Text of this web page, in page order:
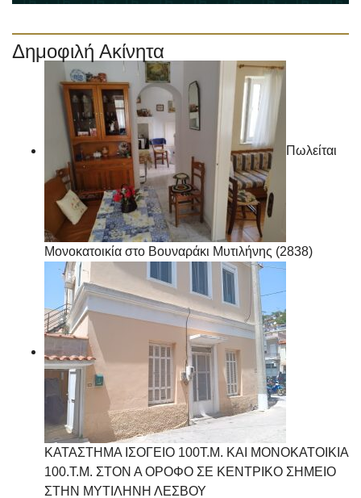
Δημοφιλή Ακίνητα
Πωλείται
Μονοκατοικία στο Βουναράκι Μυτιλήνης (2838)
ΚΑΤΑΣΤΗΜΑ ΙΣΟΓΕΙΟ 100Τ.Μ. ΚΑΙ ΜΟΝΟΚΑΤΟΙΚΙΑ
100.Τ.Μ. ΣΤΟΝ Α ΟΡΟΦΟ ΣΕ ΚΕΝΤΡΙΚΟ ΣΗΜΕΙΟ
ΣΤΗΝ ΜΥΤΙΛΗΝΗ ΛΕΣΒΟΥ